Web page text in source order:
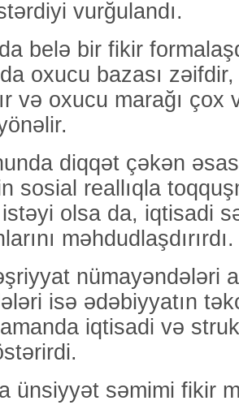
vurğulandı.
belə bir fikir
oxucu bazası
və oxucu marağı çox
diqqət çəkən
sosial reallıqla
olsa da, iqtisadi
məhdudlaşdırırdı.
nümayəndələri
isə ədəbiyyatın
iqtisadi və
ünsiyyət səmimi fikir